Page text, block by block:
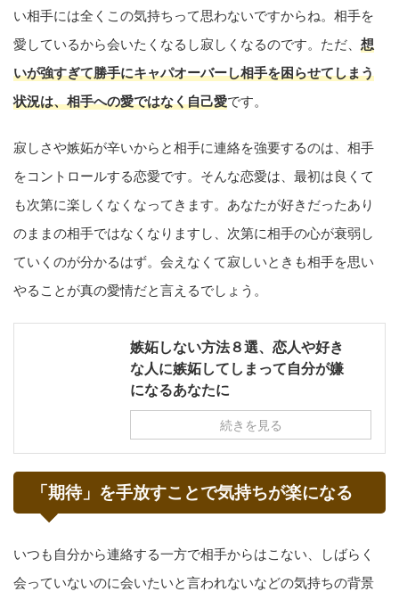
い相手には全くこの気持ちって思わないですからね。相手を
愛しているから会いたくなるし寂しくなるのです。ただ、 想
いが強すぎて勝手にキャパオーバーし相手を困らせてしまう
状況は、相手への愛ではなく自己愛です。
寂しさや嫉妬が辛いからと相手に連絡を強要するのは、相手
をコントロールする恋愛です。そんな恋愛は、最初は良くて
も次第に楽しくなくなってきます。あなたが好きだったあり
のままの相手ではなくなりますし、次第に相手の心が衰弱し
ていくのが分かるはず。会えなくて寂しいときも相手を思い
やることが真の愛情だと言えるでしょう。
嫉妬しない方法８選、恋人や好き
な人に嫉妬してしまって自分が嫌
になるあなたに
続きを見る
「期待」を手放すことで気持ちが楽になる
いつも自分から連絡する一方で相手からはこない、しばらく
会っていないのに会いたいと言われないなどの気持ちの背景